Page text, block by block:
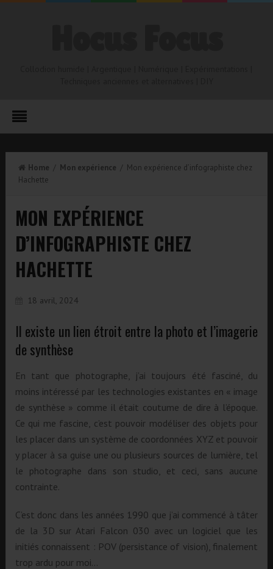
Home / Mon expérience / Mon expérience d’infographiste chez
Hachette
MON EXPÉRIENCE
D’INFOGRAPHISTE CHEZ
HACHETTE
18 avril, 2024
Il existe un lien étroit entre la photo et l’imagerie
de synthèse
En tant que photographe, j’ai toujours été fasciné, du
moins intéressé par les technologies existantes en « image
de synthèse » comme il était coutume de dire à l’époque.
Ce qui me fascine, c’est pouvoir modéliser des objets pour
les placer dans un système de coordonnées XYZ et pouvoir
y placer à sa guise une ou plusieurs sources de lumière, tel
le photographe dans son studio, et ceci, sans aucune
contrainte.
C’est donc dans les années 1990 que j’ai commencé à tâter
de la 3D sur Atari Falcon 030 avec un logiciel que les
initiés connaissent : POV (persistance of vision), finalement
trop ardu pour moi…